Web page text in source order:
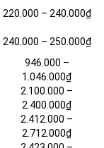
220.000 – 240.000₫
240.000 – 250.000₫
946.000 –
1.046.000₫
2.100.000 –
2.400.000₫
2.412.000 –
2.712.000₫